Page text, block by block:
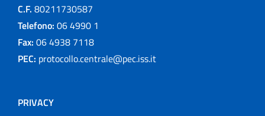
C.F. 80211730587
Telefono: 06 4990 1
Fax: 06 4938 7118
PEC: protocollo.centrale@pec.iss.it
PRIVACY